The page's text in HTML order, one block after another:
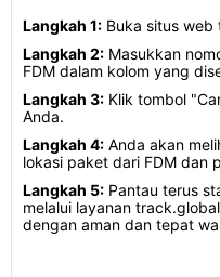
Langkah 1: Buka situs
Langkah 2: Masukkan
FDM dalam kolom yang
Langkah 3: Klik tombol
Anda.
Langkah 4: Anda akan
lokasi paket dari FDM dan
Langkah 5: Pantau terus
melalui layanan
dengan aman dan tepat